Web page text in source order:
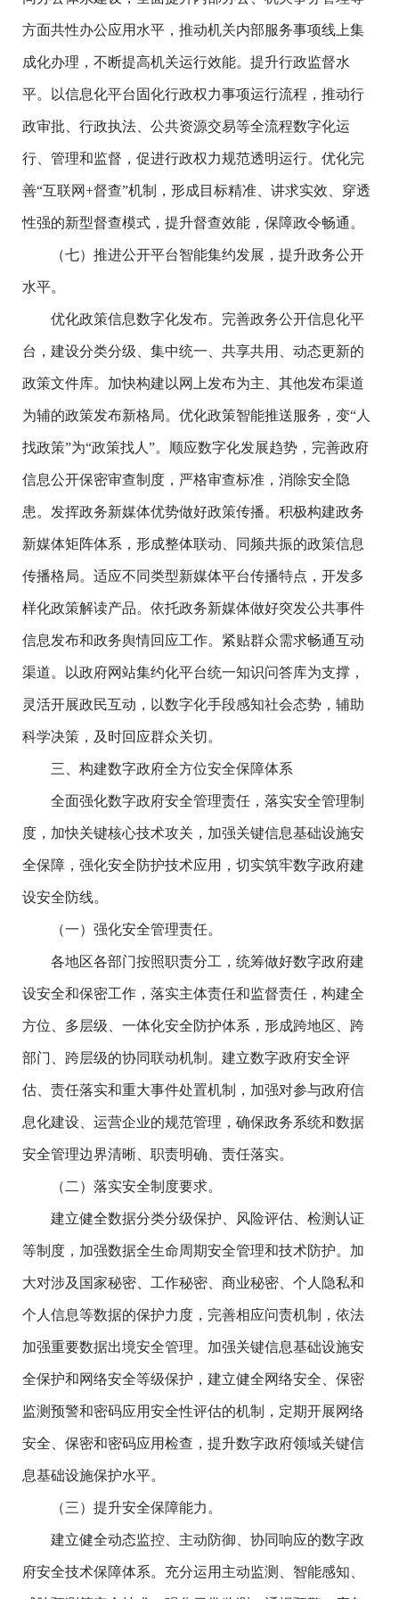
方面共性办公应用水平，推动机关内部服务事项线上集
成化办理，不断提高机关运行效能。提升行政监督水
平。以信息化平台固化行政权力事项运行流程，推动行
政审批、行政执法、公共资源交易等全流程数字化运
行、管理和监督，促进行政权力规范透明运行。优化完
善“互联网+督查”机制，形成目标精准、讲求实效、穿透
性强的新型督查模式，提升督查效能，保障政令畅通。
（七）推进公开平台智能集约发展，提升政务公开
水平。
优化政策信息数字化发布。完善政务公开信息化平
台，建设分类分级、集中统一、共享共用、动态更新的
政策文件库。加快构建以网上发布为主、其他发布渠道
为辅的政策发布新格局。优化政策智能推送服务，变“人
找政策”为“政策找人”。顺应数字化发展趋势，完善政府
信息公开保密审查制度，严格审查标准，消除安全隐
患。发挥政务新媒体优势做好政策传播。积极构建政务
新媒体矩阵体系，形成整体联动、同频共振的政策信息
传播格局。适应不同类型新媒体平台传播特点，开发多
样化政策解读产品。依托政务新媒体做好突发公共事件
信息发布和政务舆情回应工作。紧贴群众需求畅通互动
渠道。以政府网站集约化平台统一知识问答库为支撑，
灵活开展政民互动，以数字化手段感知社会态势，辅助
科学决策，及时回应群众关切。
三、构建数字政府全方位安全保障体系
全面强化数字政府安全管理责任，落实安全管理制
度，加快关键核心技术攻关，加强关键信息基础设施安
全保障，强化安全防护技术应用，切实筑牢数字政府建
设安全防线。
（一）强化安全管理责任。
各地区各部门按照职责分工，统筹做好数字政府建
设安全和保密工作，落实主体责任和监督责任，构建全
方位、多层级、一体化安全防护体系，形成跨地区、跨
部门、跨层级的协同联动机制。建立数字政府安全评
估、责任落实和重大事件处置机制，加强对参与政府信
息化建设、运营企业的规范管理，确保政务系统和数据
安全管理边界清晰、职责明确、责任落实。
（二）落实安全制度要求。
建立健全数据分类分级保护、风险评估、检测认证
等制度，加强数据全生命周期安全管理和技术防护。加
大对涉及国家秘密、工作秘密、商业秘密、个人隐私和
个人信息等数据的保护力度，完善相应问责机制，依法
加强重要数据出境安全管理。加强关键信息基础设施安
全保护和网络安全等级保护，建立健全网络安全、保密
监测预警和密码应用安全性评估的机制，定期开展网络
安全、保密和密码应用检查，提升数字政府领域关键信
息基础设施保护水平。
（三）提升安全保障能力。
建立健全动态监控、主动防御、协同响应的数字政
府安全技术保障体系。充分运用主动监测、智能感知、